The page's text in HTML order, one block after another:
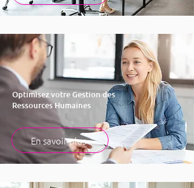
Optimisez votre Gestion des
Ressources Humaines
En savoir plus